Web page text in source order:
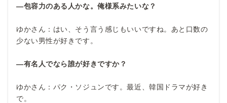
―包容力のある人かな。俺様系みたいな？
ゆかさん：はい、そう言う感じもいいですね。あと口数の
少ない男性が好きです。
―有名人でなら誰が好きですか？
ゆかさん：パク・ソジュンです。最近、韓国ドラマが好き
で。